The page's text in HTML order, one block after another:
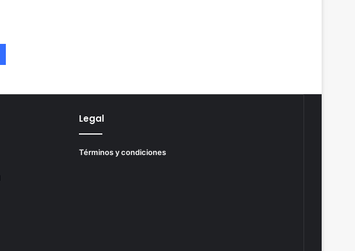
Legal
Términos y condiciones